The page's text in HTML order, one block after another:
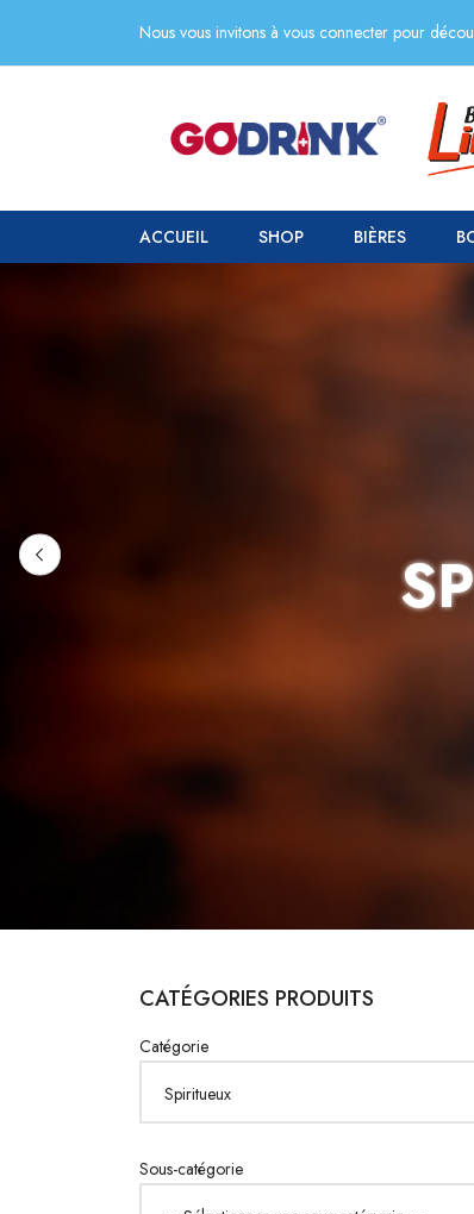
Nous vous invitons à vous connecter pour
ACCUEIL SHOP BIÈRES
CATÉGORIES PRODUITS
Catégorie
Sous-catégorie